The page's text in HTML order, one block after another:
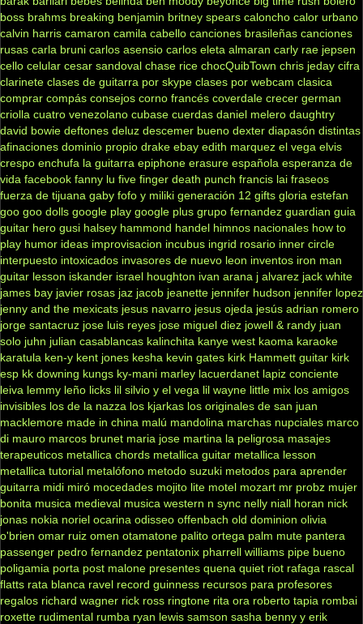
boss brahms breaking benjamin britney spears caloncho calor urbano
calvin harris camaron camila cabello canciones brasileñas canciones
rusas carla bruni carlos asensio carlos eleta almaran carly rae jepsen
cello celular cesar sandoval chase rice chocQuibTown chris jeday cifra
clarinete clases de guitarra por skype clases por webcam clasica
comprar compás consejos corno francés coverdale crecer german
criolla cuatro venezolano cubase cuerdas daniel melero daughtry
david bowie deftones deluz descemer bueno dexter diapasón distintas
afinaciones dominio propio drake ebay edith marquez el vega elvis
crespo enchufa la guitarra epiphone erasure española esperanza de
vida facebook fanny lu five finger death punch francis lai fraseos
fuerza de tijuana gaby fofo y miliki generación 12 gifts gloria estefan
goo goo dolls google play google plus grupo fernandez guardian guia
guitar hero gusi halsey hammond handel himnos nacionales how to
play humor ideas improvisacion incubus ingrid rosario inner circle
interpuesto intoxicados invasores de nuevo leon inventos iron man
guitar lesson iskander israel houghton ivan arana j alvarez jack white
james bay javier rosas jaz jacob jeanette jennifer hudson jennifer lopez
jenny and the mexicats jesus navarro jesus ojeda jesús adrian romero
jorge santacruz jose luis reyes jose miguel diez jowell & randy juan
solo juhn julian casablancas kalinchita kanye west kaoma karaoke
karatula ken-y kent jones kesha kevin gates kirk Hammett guitar kirk
esp kk downing kungs ky-mani marley lacuerdanet lapiz conciente
leiva lemmy leño licks lil silvio y el vega lil wayne little mix los amigos
invisibles los de la nazza los kjarkas los originales de san juan
macklemore made in china malú mandolina marchas nupciales marco
di mauro marcos brunet maria jose martina la peligrosa masajes
terapeuticos metallica chords metallica guitar metallica lesson
metallica tutorial metalófono metodo suzuki metodos para aprender
guitarra midi miró mocedades mojito lite motel mozart mr probz mujer
bonita musica medieval musica western n sync nelly niall horan nick
jonas nokia noriel ocarina odisseo offenbach old dominion olivia
o'brien omar ruiz omen otamatone palito ortega palm mute pantera
passenger pedro fernandez pentatonix pharrell williams pipe bueno
poligamia porta post malone presentes quena quiet riot rafaga rascal
flatts rata blanca ravel record guinness recursos para profesores
regalos richard wagner rick ross ringtone rita ora roberto tapia rombai
roxette rudimental rumba ryan lewis samson sasha benny y erik